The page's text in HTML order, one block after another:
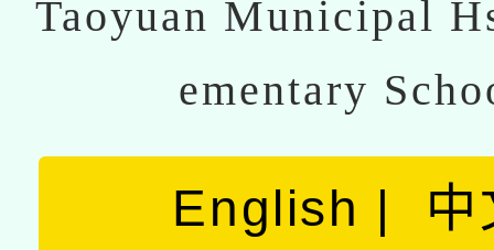
Taoyuan Municipal
ementary
English 中